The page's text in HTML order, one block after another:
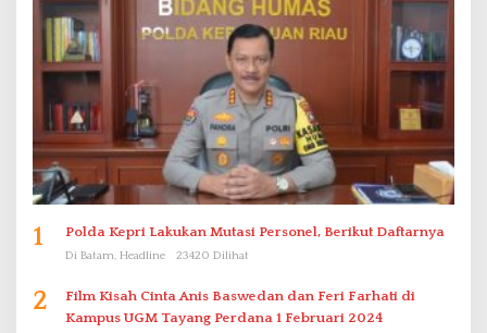
1 Polda Kepri Lakukan Mutasi Personel, Berikut Daftarnya
Di Batam, Headline 23420 Dilihat
2
Film Kisah Cinta Anis Baswedan dan Feri Farhati di
Kampus UGM Tayang Perdana 1 Februari 2024